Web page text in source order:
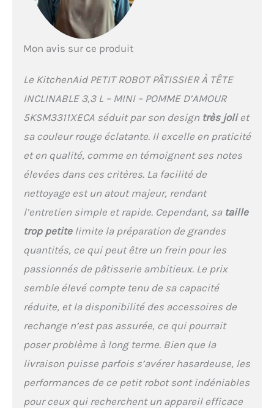
Mon avis sur ce produit
Le KitchenAid PETIT ROBOT PÂTISSIER À TÊTE
INCLINABLE 3,3 L – MINI – POMME D’AMOUR
5KSM3311XECA séduit par son design très joliet
sa couleur rouge éclatante. Il excelle en praticité
et en qualité, comme en témoignent ses notes
élevées dans ces critères. La facilité de
nettoyage est un atout majeur, rendant
l’entretien simple et rapide. Cependant, sa taille
trop petitelimite la préparation de grandes
quantités, ce qui peut être un frein pour les
passionnés de pâtisserie ambitieux. Le prix
semble élevé compte tenu de sa capacité
réduite, et la disponibilité des accessoires de
rechange n’est pas assurée, ce qui pourrait
poser problème à long terme. Bien que la
livraison puisse parfois s’avérer hasardeuse, les
performances de ce petit robot sont indéniables
pour ceux qui recherchent un appareil efficace